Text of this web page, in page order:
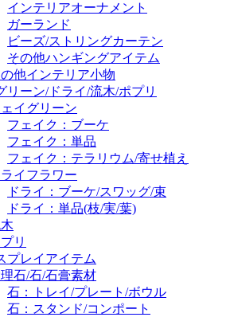
インテリアオーナメント
ガーランド
ビーズ/ストリングカーテン
その他ハンギングアイテム
他インテリア小物
リーン/ドライ/流木/ポプリ
イグリーン
フェイク：ブーケ
フェイク：単品
フェイク：テラリウム/寄せ植え
イフラワー
ドライ：ブーケ/スワッグ/束
ドライ：単品(枝/実/葉)
リ
プレイアイテム
石/石/石膏素材
石：トレイ/プレート/ボウル
石：スタンド/コンポート